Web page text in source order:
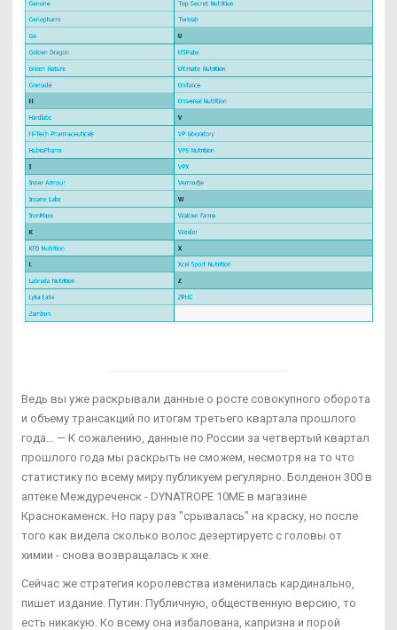
Ведь вы уже раскрывали данные о росте совокупного оборота
и объему трансакций по итогам третьего квартала прошлого
года… — К сожалению, данные по России за четвертый квартал
прошлого года мы раскрыть не сможем, несмотря на то что
статистику по всему миру публикуем регулярно. Болденон 300 в
аптеке Междуреченск - DYNATROPE 10ME в магазине
Краснокаменск. Но пару раз "срывалась" на краску, но после
того как видела сколько волос дезертируетс с головы от
химии - снова возвращалась к хне.
Сейчас же стратегия королевства изменилась кардинально,
пишет издание. Путин: Публичную, общественную версию, то
есть никакую. Ко всему она избалована, капризна и порой